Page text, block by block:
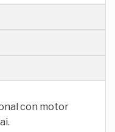
con motor